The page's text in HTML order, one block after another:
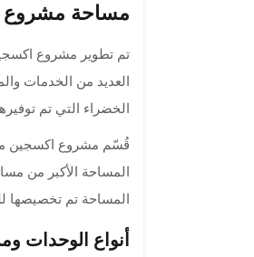
مساحة مشروع
تم تطوير مشروع
العديد من الخدمات
الخضراء التي تم
قُسّم مشروع اكسجين
المساحة الأكبر من
المساحة تم تخصيصها
أنواع الوحدات